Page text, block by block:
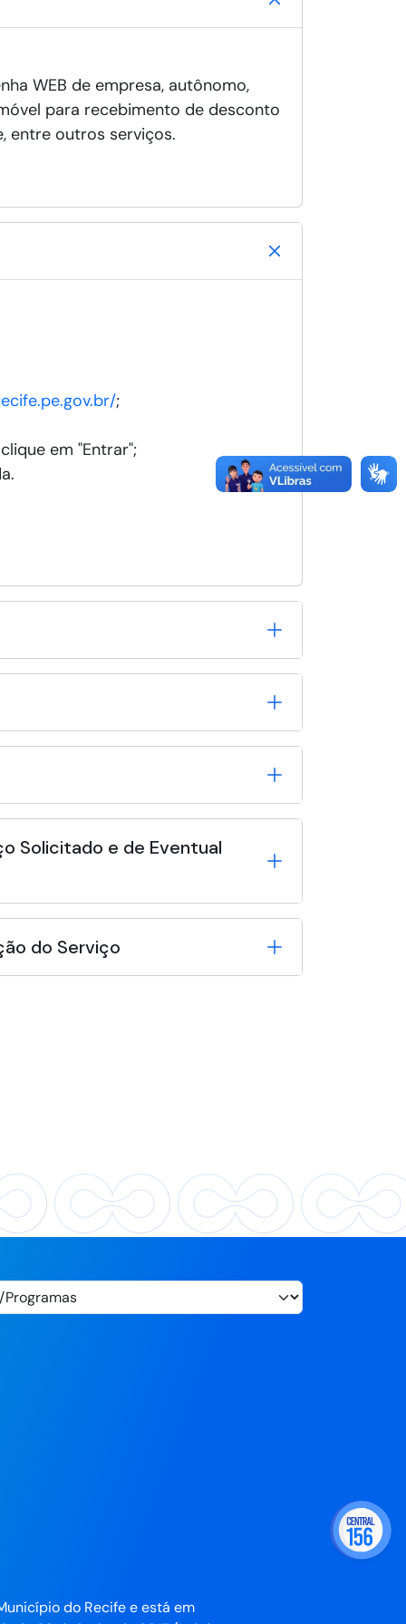
WEB de empresa, autônomo,
para recebimento de desconto
entre outros serviços.
;
em "Entrar";
Solicitado e de Eventual
do Serviço
do Recife e está em